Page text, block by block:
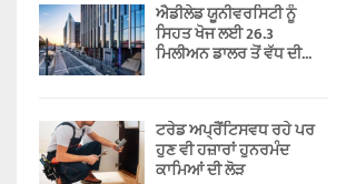
ਐਡੀਲੇਡ ਯੂਨੀਵਰਸਿਟੀ ਨੂੰ
ਸਿਹਤ ਖੋਜ ਲਈ 26.3
ਮਿਲੀਅਨ ਡਾਲਰ ਤੋਂ ਵੱਧ ਦੀ...
ਟਰੇਡ ਅਪ੍ਰੈਂਟਿਸਵਧ ਰਹੇ ਪਰ
ਹੁਣ ਵੀ ਹਜ਼ਾਰਾਂ ਹੁਨਰਮੰਦ
ਕਾਮਿਆਂ ਦੀ ਲੋੜ